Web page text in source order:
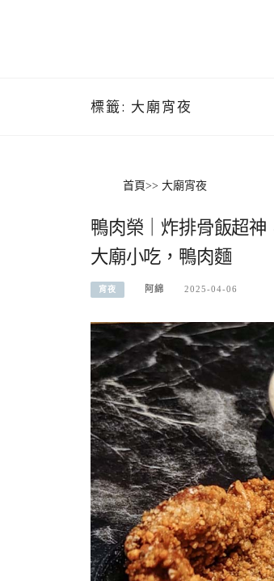
標籤: 大廟宵夜
首頁>> 大廟宵夜
鴨肉榮｜炸排骨飯超神
大廟小吃，鴨肉麵
宵夜 阿綿 2025-04-06